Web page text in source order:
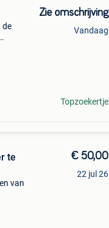
de
Zie omschrijving
Vandaag
Topzoekertje
te
van
€ 50,00
22 jul 26